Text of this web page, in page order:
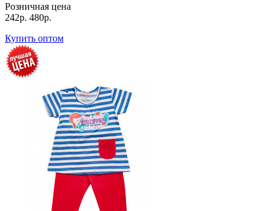
Розничная цена
242р. 480р.
Купить оптом